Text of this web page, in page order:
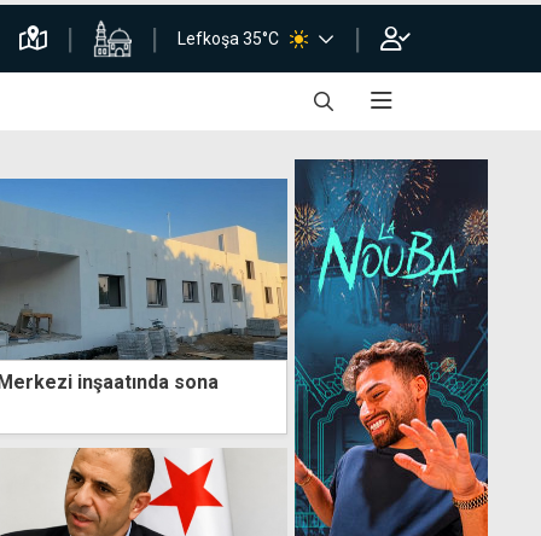
Lefkoşa 35°C
inşaatında sona